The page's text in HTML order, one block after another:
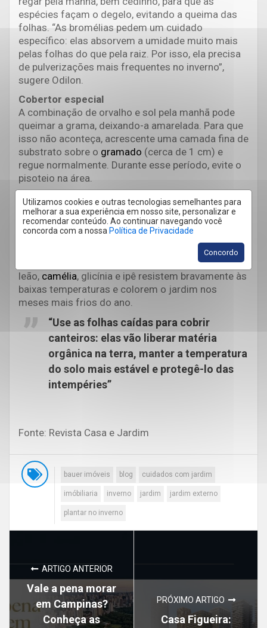
Utilizamos cookies e outras tecnologias semelhantes para
melhorar a sua experiência em nosso site, personalizar e
recomendar conteúdo. Ao continuar navegando você
concorda com a nossa Política de Privacidade
Concordo
espécies façam o degelo, evitando a queima das
folhas. “As bromélias pedem um cuidado
específico: elas absorvem a umidade muito mais
pelas folhas do que pela raiz. Por isso, ela precisa
de pulverizações mais frequentes no inverno”,
sugere Odilon.
Cobertor especial
A combinação de orvalho e sol pela manhã pode
queimar a grama, deixando-a amarelada. Para que
isso não aconteça, acrescente uma camada fina de
substrato sobre o gramado (cerca de 1 cm) e
regue normalmente. Durante esse período, evite o
pisoteio na área.
Elas são do contra
Engana-se quem pensa que o inverno é sinônimo
de dias cinzentos, plantas mirradinhas e nada de
flores. Enquanto algumas espécies dormem,
outras estão em pleno vigor durante a estação.
Exemplos: amor-perfeito, azaleia, boca-de-
leão, camélia, glicínia e ipê resistem bravamente às
baixas temperaturas e colorem o jardim nos
meses mais frios do ano.
“Use as folhas caídas para cobrir
canteiros: elas vão liberar matéria
orgânica na terra, manter a temperatura
do solo mais estável e protegê-lo das
intempéries”
Fonte: Revista Casa e Jardim
bauer imóveis blog cuidados com jardim
imóbiliaria inverno jardim jardim externo
plantar no inverno
ARTIGO ANTERIOR
Vale a pena morar
em Campinas?
Conheça as
PRÓXIMO ARTIGO
Casa Figueira: